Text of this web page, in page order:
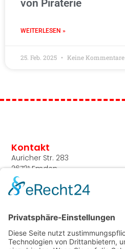
von Piraterie
WEITERLESEN »
25. Feb. 2025 Keine Kommentare
Kontakt
Auricher Str. 283
26721 Emden
04921 / 8991-0